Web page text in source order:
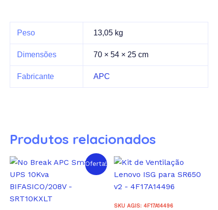
Peso 13,05 kg
Dimensões 70 × 54 × 25 cm
Fabricante APC
Produtos relacionados
Oferta!
SKU AGIS: 4F17A14496